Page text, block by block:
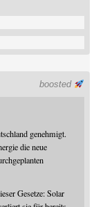
boosted
genehmigt.
die neue
Gesetze: Solar